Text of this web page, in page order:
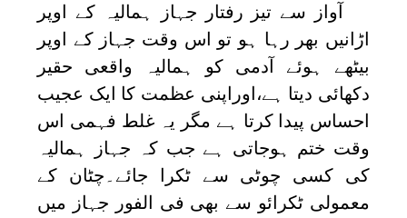
آواز سے تیز رفتار جہاز ہمالیہ کے اوپر
اڑانیں بھر رہا ہو تو اس وقت جہاز کے اوپر
بیٹھے ہوئے آدمی کو ہمالیہ واقعی حقیر
دکھائی دیتا ہے،اوراپنی عظمت کا ایک عجیب
احساس پیدا کرتا ہے مگر یہ غلط فہمی اس
وقت ختم ہوجاتی ہے جب کہ جہاز ہمالیہ
کی کسی چوٹی سے ٹکرا جائے۔چٹان کے
معمولی ٹکرائو سے بھی فی الفور جہاز میں